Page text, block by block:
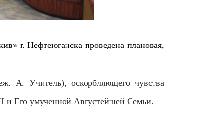
г. Нефтеюганска проведена плановая,
А. Учитель), оскорбляющего чувства
и Его умученной Августейшей Семьи.